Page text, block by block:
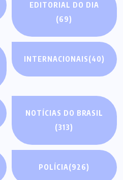
EDITORIAL DO DIA
(69)
INTERNACIONAIS(40)
NOTÍCIAS DO BRASIL
(313)
POLÍCIA(926)